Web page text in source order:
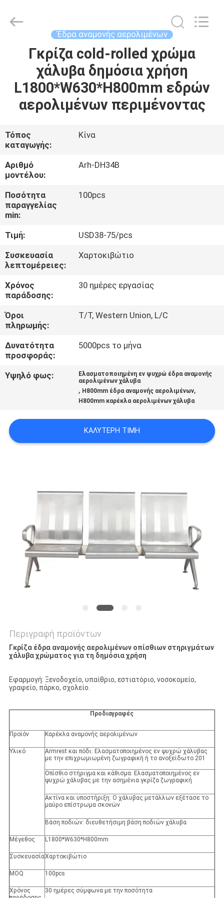
ΣΠΊΤΙ
ΠΡΟΪΌΝΤΑ
ΠΕΡΊΠΟΥ
ΕΜΕΊΣ
ΓΎΡΟΣ
ΕΡΓΟΣΤΑΣΊΩΝ
ΠΟΙΟΤΙΚΌΣ
ΈΛΕΓΧΟΣ
ΜΑΣ
ΕΛΆΤΕ
ΣΕ
ΕΠΑΦΉ
ΜΕ
ΙΣΤΟΛΌΓΙΟ
ΑΠΌΣΠΑΣΜΑ
PRIVACY
Commercial
Co.,Ltd.
Έδρα αναμονής αερολιμένων
Γκρίζα cold-rolled χρώμα
χάλυβα δημόσια χρήση
L1800*W630*H800mm εδρών
αερολιμένων περιμένοντας
Τόπος
καταγωγής:
Κίνα
Αριθμό
μοντέλου:
Arh-DH34B
Ποσότητα
παραγγελίας
min:
100pcs
Τιμή:
USD38-75/pcs
Συσκευασία
λεπτομέρειες:
Χαρτοκιβώτιο
Χρόνος
παράδοσης:
30 ημέρες εργασίας
Όροι
πληρωμής:
T/T, Western Union, L/C
Δυνατότητα
προσφοράς:
5000pcs το μήνα
Υψηλό φως:
Ελασματοποιημένη εν ψυχρώ έδρα αναμονής
αερολιμένων χάλυβα
, H800mm έδρα αναμονής αερολιμένων,
H800mm καρέκλα αερολιμένων χάλυβα
ΚΑΛΎΤΕΡΗ ΤΙΜΉ
Περιγραφή προϊόντων
Γκρίζα έδρα αναμονής αερολιμένων οπίσθιων στηριγμάτων
χάλυβα χρώματος για τη δημόσια χρήση
Εφαρμογή: Ξενοδοχείο, υπαίθριο, εστιατόριο, νοσοκομείο,
γραφείο, πάρκο, σχολείο.
Προδιαγραφές
Προϊόν Καρέκλα αναμονής αερολιμένων
Υλικό
Armrest και πόδι: Ελασματοποιημένος εν ψυχρώ χάλυβας
με την επιχρωμιωμένη ζωγραφική ή το ανοξείδωτο 201
Οπίσθιο στήριγμα και κάθισμα: Ελασματοποιημένος εν
ψυχρώ χάλυβας με την ασημένια γκρίζα ζωγραφική
Ακτίνα και υποστήριξη: Ο χάλυβας μετάλλων εξέτασε το
μαύρο επίστρωμα σκονών
Βάση ποδιών: διευθετήσιμη βάση ποδιών χάλυβα
Μέγεθος L1800*W630*H800mm
ΣυσκευασίαΧαρτοκιβώτιο
MOQ 100pcs
Χρόνος
30 ημέρες σύμφωνα με την ποσότητα